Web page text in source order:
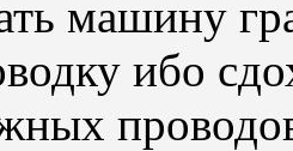
машину
ибо